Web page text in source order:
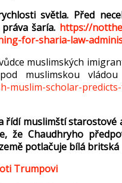
světla. Před
právašaría. https://
for-sharia-law-
ůdce muslimských
muslimskou
muslim-scholar-
řídí muslimští starostové
že Chaudhryho
potlačuje bílá britská
Trumpovi